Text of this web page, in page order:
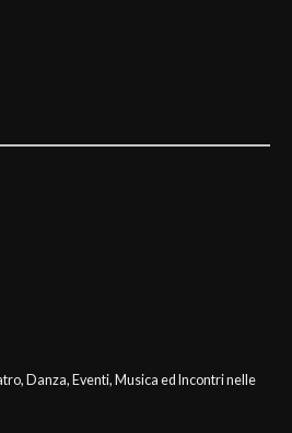
Danza, Eventi, Musica ed Incontri nelle